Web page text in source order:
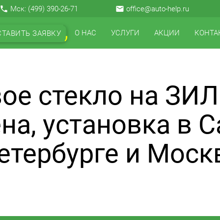
local_phone Мск: (499) 390-26-71 email office@auto-help.ru
ЗАЯВКУ О НАС УСЛУГИ АКЦИИ
стекло на
установка в
и